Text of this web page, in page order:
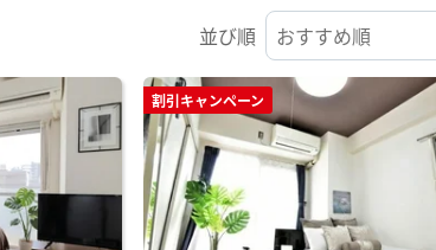
並び順
割引キャンペーン